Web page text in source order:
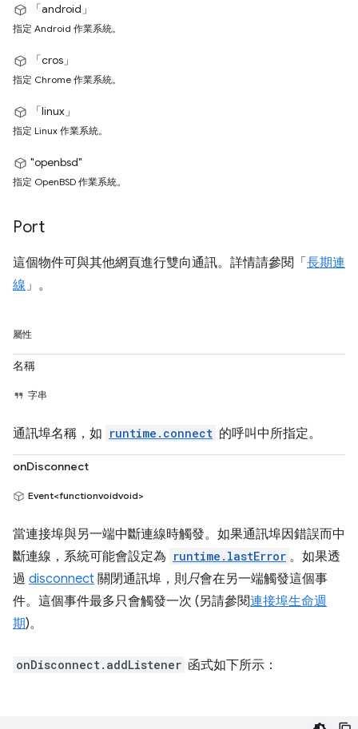
「android」
指定 Android 作業系統。
「cros」
指定 Chrome 作業系統。
「linux」
指定 Linux 作業系統。
"openbsd"
指定 OpenBSD 作業系統。
Port
這個物件可與其他網頁進行雙向通訊。詳情請參閱「 長期連
線」。
屬性
名稱
字串
通訊埠名稱，如 runtime.connect 的呼叫中所指定。
onDisconnect
Event<functionvoidvoid>
當連接埠與另一端中斷連線時觸發。如果通訊埠因錯誤而中
斷連線，系統可能會設定為 runtime.lastError 。如果透
過 disconnect 關閉通訊埠，則只會在另一端觸發這個事
件。這個事件最多只會觸發一次 (另請參閱連接埠生命週
期)。
onDisconnect.addListener 函式如下所示：